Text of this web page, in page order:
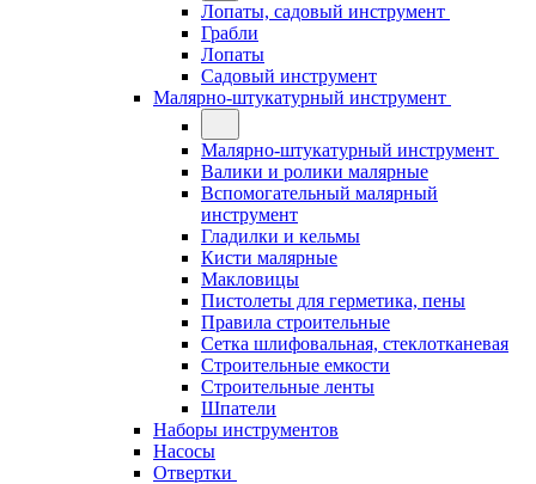
Лопаты, садовый инструмент
Грабли
Лопаты
Садовый инструмент
Малярно-штукатурный инструмент
Малярно-штукатурный инструмент
Валики и ролики малярные
Вспомогательный малярный
инструмент
Гладилки и кельмы
Кисти малярные
Макловицы
Пистолеты для герметика, пены
Правила строительные
Сетка шлифовальная, стеклотканевая
Строительные емкости
Строительные ленты
Шпатели
Наборы инструментов
Насосы
Отвертки